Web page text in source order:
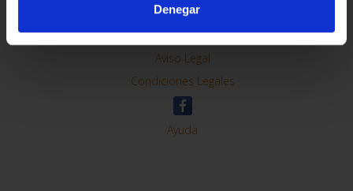
Denegar
Contacto
Preguntas Frequentes (FAQs)
Aviso Legal
Condiciones Legales
Ayuda